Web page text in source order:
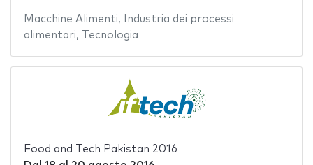
Macchine Alimenti,
Industria dei processi
alimentari, Tecnologia
Food and Tech Pakistan 2016